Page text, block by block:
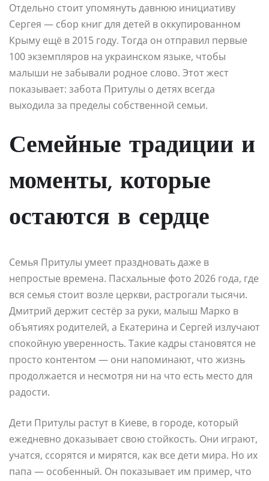
Отдельно стоит упомянуть давнюю инициативу
Сергея — сбор книг для детей в оккупированном
Крыму ещё в 2015 году. Тогда он отправил первые
100 экземпляров на украинском языке, чтобы
малыши не забывали родное слово. Этот жест
показывает: забота Притулы о детях всегда
выходила за пределы собственной семьи.
Семейные традиции и
моменты, которые
остаются в сердце
Семья Притулы умеет праздновать даже в
непростые времена. Пасхальные фото 2026 года, где
вся семья стоит возле церкви, растрогали тысячи.
Дмитрий держит сестёр за руки, малыш Марко в
объятиях родителей, а Екатерина и Сергей излучают
спокойную уверенность. Такие кадры становятся не
просто контентом — они напоминают, что жизнь
продолжается и несмотря ни на что есть место для
радости.
Дети Притулы растут в Киеве, в городе, который
ежедневно доказывает свою стойкость. Они играют,
учатся, ссорятся и мирятся, как все дети мира. Но их
папа — особенный. Он показывает им пример, что